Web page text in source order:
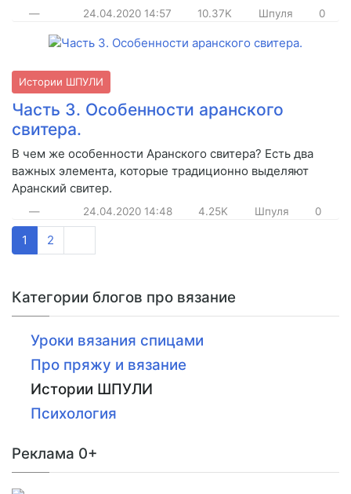
— 24.04.2020 14:57 10.37K Шпуля 0
Истории ШПУЛИ
Часть 3. Особенности аранского
свитера.
В чем же особенности Аранского свитера? Есть два
важных элемента, которые традиционно выделяют
Аранский свитер.
— 24.04.2020 14:48 4.25K Шпуля 0
1 2
Категории блогов про вязание
Уроки вязания спицами
Про пряжу и вязание
Истории ШПУЛИ
Психология
Реклама 0+